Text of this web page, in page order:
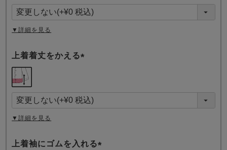
須
)
▼詳細を見る
上着着丈をかえる
須
)
▼詳細を見る
上着袖にゴムを入れる